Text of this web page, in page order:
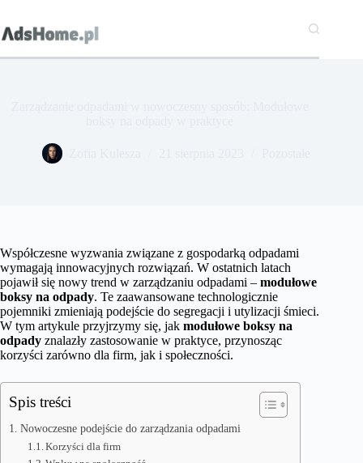
treści
Współczesne wyzwania związane z gospodarką odpadami
wymagają innowacyjnych rozwiązań. W ostatnich latach
pojawił się nowy trend w zarządzaniu odpadami – modułowe
boksy na odpady. Te zaawansowane technologicznie
pojemniki zmieniają podejście do segregacji i utylizacji śmieci.
W tym artykule przyjrzymy się, jak modułowe boksy na
odpady znalazły zastosowanie w praktyce, przynosząc
korzyści zarówno dla firm, jak i społeczności.
Spis treści
Nowoczesne podejście do zarządzania odpadami
Korzyści dla firm